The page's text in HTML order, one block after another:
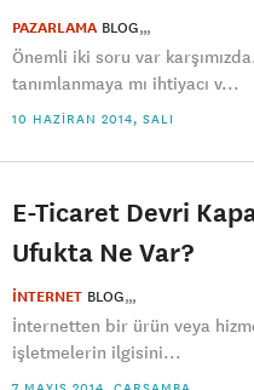
PAZARLAMA BLOG
Önemli iki soru var
tanımlanmaya mı ihtiyacı v...
10 HAZIRAN 2014, SALI
E-Ticaret Devri
Ufukta Ne Var?
İNTERNET BLOG
İnternetten bir ürün veya
işletmelerin ilgisini...